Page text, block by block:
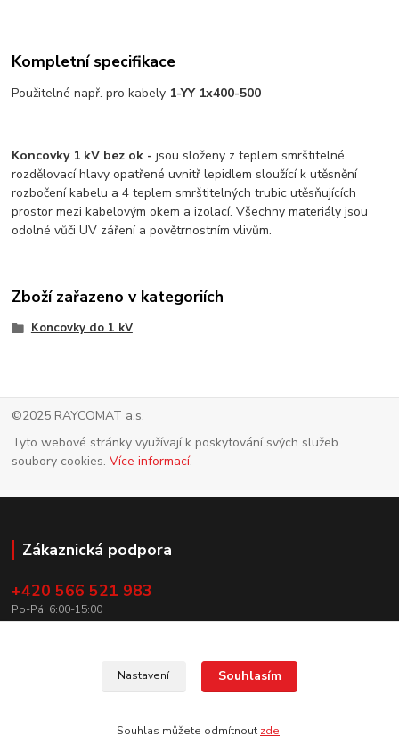
Kompletní specifikace
Použitelné např. pro kabely 1-YY 1x400-500
Koncovky 1 kV bez ok - jsou složeny z teplem smrštitelné
rozdělovací hlavy opatřené uvnitř lepidlem sloužící k utěsnění
rozbočení kabelu a 4 teplem smrštitelných trubic utěsňujících
prostor mezi kabelovým okem a izolací. Všechny materiály jsou
odolné vůči UV záření a povětrnostním vlivům.
Zboží zařazeno v kategoriích
Koncovky do 1 kV
©2025 RAYCOMAT a.s.
Tyto webové stránky využívají k poskytování svých služeb
soubory cookies.Více informací.
Zákaznická podpora
+420 566 521 983
Po-Pá: 6:00-15:00
Nastavení Souhlasím
Souhlas můžete odmítnout zde.